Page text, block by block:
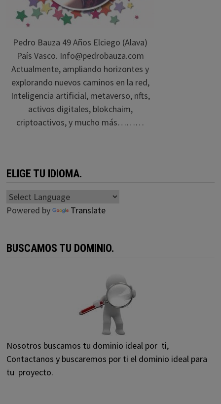
Pedro Bauza 49 Años Elciego (Alava)
País Vasco. Info@pedrobauza.com
Actualmente, ampliando horizontes y
explorando nuevos caminos en la red,
Inteligencia artificial, metaverso, nfts,
activos digitales, blokchaim,
criptoactivos, y mucho más………
ELIGE TU IDIOMA.
Powered by Translate
BUSCAMOS TU DOMINIO.
Nosotros buscamos tu dominio ideal por ti,
Contactanos y buscaremos por ti el dominio ideal para
tu proyecto.